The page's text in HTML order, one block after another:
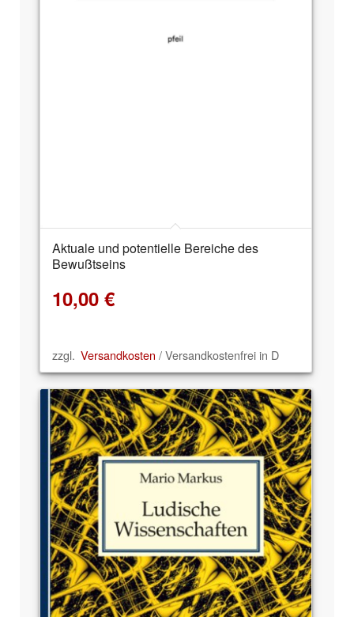
Aktuale und potentielle Bereiche des
Bewußtseins
10,00 €
zzgl. Versandkosten / Versandkostenfrei in D